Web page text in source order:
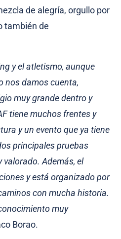
de alegría, orgullo por
también de
y el atletismo, aunque
nos damos cuenta,
muy grande dentro y
tiene muchos frentes y
y un evento que ya tiene
principales pruebas
valorado. Además, el
y está organizado por
con mucha historia.
muy
Borao.